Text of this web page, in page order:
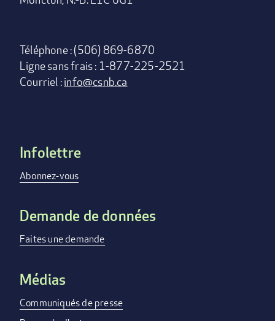
Téléphone : (506) 869-6870
Ligne sans frais : 1-877-225-2521
Courriel :info@csnb.ca
Footer
menu
Infolettre
Abonnez-vous
Demande de données
Faites une demande
Médias
Communiqués de presse